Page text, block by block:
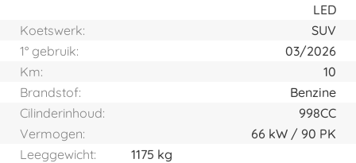
LED
Koetswerk:
SUV
1° gebruik:
03/2026
Km:
10
Brandstof:
Benzine
Cilinderinhoud:
998CC
Vermogen:
66kW 90 PK
Leeggewicht:
1175 kg